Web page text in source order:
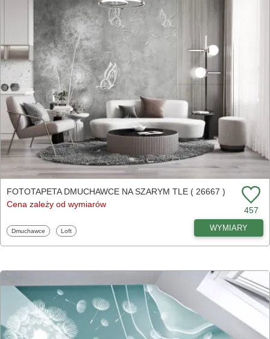
FOTOTAPETA DMUCHAWCE NA SZARYM TLE ( 26667 )
Cena zależy od wymiarów
457
Fototapety
Dmuchawce Fototapety
Loft WYMIARY